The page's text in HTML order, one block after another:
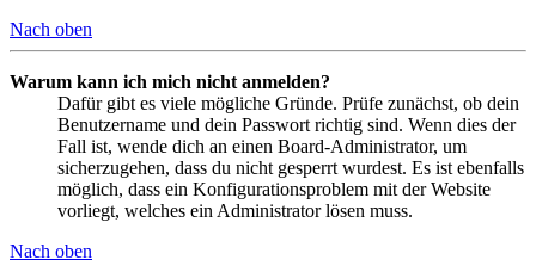
Nach oben
Warum kann ich mich nicht anmelden?
Dafür gibt es viele mögliche Gründe. Prüfe zunächst, ob dein
Benutzername und dein Passwort richtig sind. Wenn dies der
Fall ist, wende dich an einen Board-Administrator, um
sicherzugehen, dass du nicht gesperrt wurdest. Es ist ebenfalls
möglich, dass ein Konfigurationsproblem mit der Website
vorliegt, welches ein Administrator lösen muss.
Nach oben